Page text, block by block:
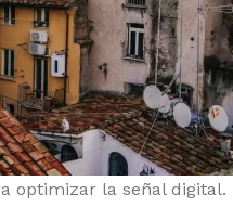
optimizar la señal digital.